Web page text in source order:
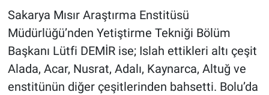
Sakarya Mısır Araştırma Enstitüsü
Müdürlüğü’nden Yetiştirme Tekniği Bölüm
Başkanı Lütfi DEMİR ise; Islah ettikleri altı çeşit
Alada, Acar, Nusrat, Adalı, Kaynarca, Altuğ ve
enstitünün diğer çeşitlerinden bahsetti. Bolu’da